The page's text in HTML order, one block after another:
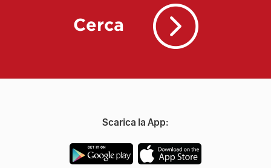
Cerca
Scarica la App: